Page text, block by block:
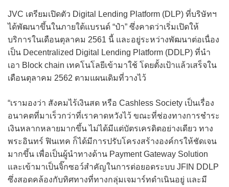
JVC เตรียมเปิดตัว Digital Lending Platform (DLP) ที่บริษัทฯ
ได้พัฒนาขึ้นในภายใต้แบรนด์ “ป๋า” ซึ่งคาดว่าเริ่มเปิดให้
บริการในเดือนตุลาคม 2561 นี้ และอยู่ระหว่างพัฒนาต่อเนื่อง
เป็น Decentralized Digital Lending Platform (DDLP) ที่นำ
เอา Block chain เทคโนโลยีเข้ามาใช้ โดยตั้งเป้าแล้วเสร็จใน
เดือนตุลาคม 2562 ตามแผนเดิมที่วางไว้
“เรามองว่า สังคมไร้เงินสด หรือ Cashless Society เป็นเรื่อง
อนาคตที่มาเร็วกว่าที่เราคาดหวังไว้ ขณะที่ช่องทางการชำระ
เงินหลากหลายมากขึ้น ไม่ได้มีแต่บัตรเครดิตอย่างเดียว ทาง
พระอินทร์ ฟินเทค ก็ได้มีการปรับโครงสร้างองค์กรให้ชัดเจน
มากขึ้น เพื่อเป็นผู้นำทางด้าน Payment Gateway Solution
และเข้ามาเป็นจิ๊กซอว์สำคัญในการต่อยอดระบบ JFIN DDLP
ซึ่งสอดคล้องกับทิศทางที่ทางกลุ่มเจมาร์ทดำเนินอยู่ และมี